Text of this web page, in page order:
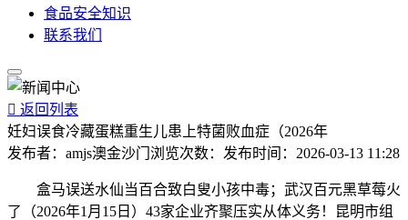
食品安全知识
联系我们
 返回列表
妊妇误食冷藏蛋糕重生儿患上特菌败血症（2026年
发布者： amjs澳金沙门 浏览次数： 发布时间： 2026-03-13 11:28
盒马误送水仙当百合致白叟小孩中毒；武汉百元黑草莓火
了（2026年1月15日）43家企业齐聚压实从体义务！昆明市组